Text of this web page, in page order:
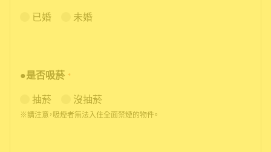
已婚 未婚
●是否吸菸 *
抽菸 沒抽菸
※請注意，吸煙者無法入住全面禁煙的物件。